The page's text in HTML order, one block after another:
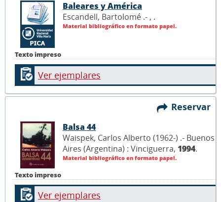
Texto impreso
Baleares y América
Escandell, Bartolomé .- , .
Material bibliográfico en formato papel.
Ver ejemplares
Reservar
Texto impreso
Balsa 44
Waispek, Carlos Alberto (1962-) .- Buenos
Aires (Argentina) : Vinciguerra, 1994.
Material bibliográfico en formato papel.
Ver ejemplares